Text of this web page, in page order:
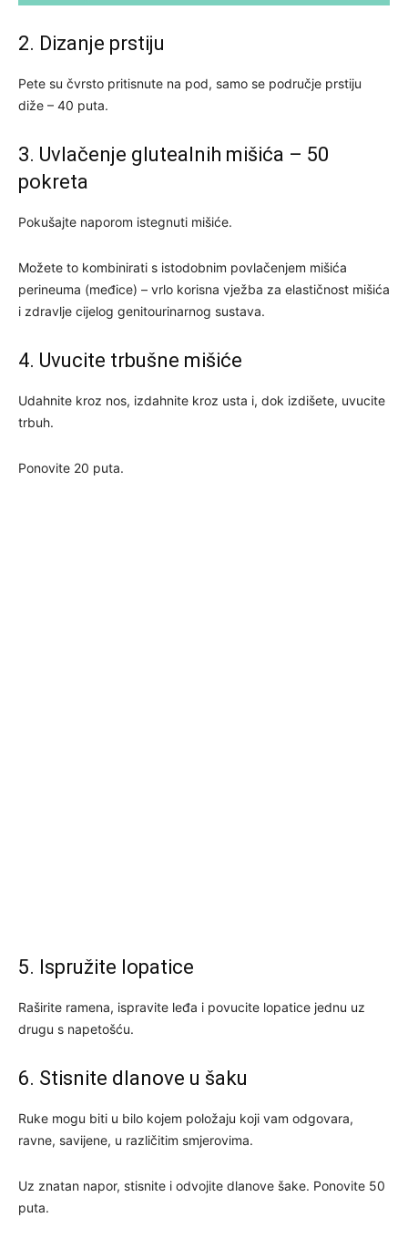
2. Dizanje prstiju
Pete su čvrsto pritisnute na pod, samo se područje prstiju
diže – 40 puta.
3. Uvlačenje glutealnih mišića – 50
pokreta
Pokušajte naporom istegnuti mišiće.
Možete to kombinirati s istodobnim povlačenjem mišića
perineuma (međice) – vrlo korisna vježba za elastičnost mišića
i zdravlje cijelog genitourinarnog sustava.
4. Uvucite trbušne mišiće
Udahnite kroz nos, izdahnite kroz usta i, dok izdišete, uvucite
trbuh.
Ponovite 20 puta.
5. Ispružite lopatice
Raširite ramena, ispravite leđa i povucite lopatice jednu uz
drugu s napetošću.
6. Stisnite dlanove u šaku
Ruke mogu biti u bilo kojem položaju koji vam odgovara,
ravne, savijene, u različitim smjerovima.
Uz znatan napor, stisnite i odvojite dlanove šake. Ponovite 50
puta.